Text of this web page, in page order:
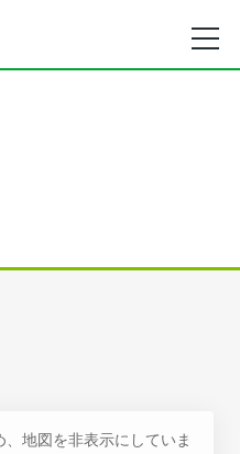
地図を非表示にしていま